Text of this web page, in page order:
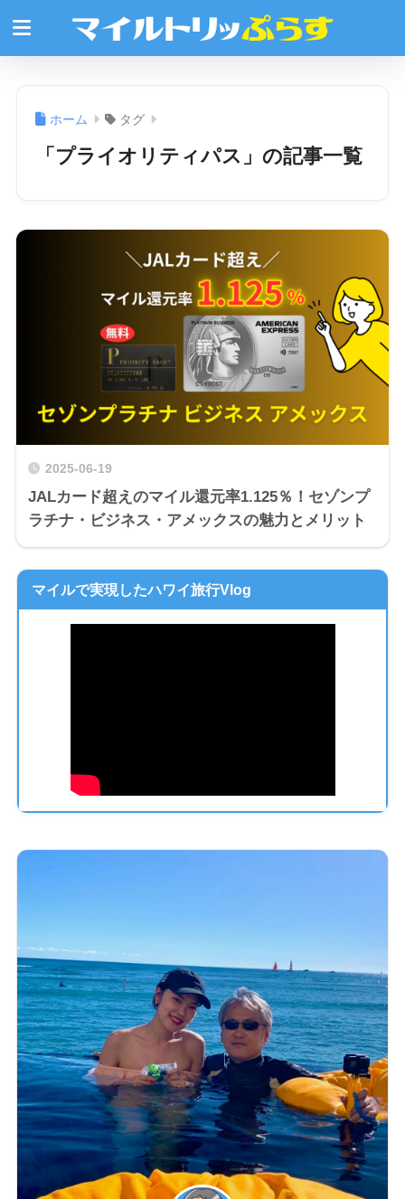
ホーム タグ
「プライオリティパス」の記事一覧
2025-06-19
JALカード超えのマイル還元率1.125％！セゾンプ
ラチナ・ビジネス・アメックスの魅力とメリット
マイルで実現したハワイ旅行Vlog